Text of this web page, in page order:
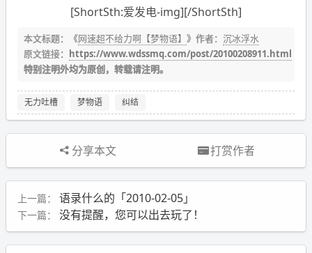
[ShortSth:爱发电-img][/ShortSth]
本文标题：《网速超不给力啊【梦物语】 》作者： 沉冰浮水
原文链接： https://www.wdssmq.com/post/20100208911.html
特别注明外均为原创，转载请注明。
无力吐槽 梦物语 纠结
分享本文 打赏作者
上一篇： 语录什么的「2010-02-05」
下一篇： 没有提醒，您可以出去玩了！